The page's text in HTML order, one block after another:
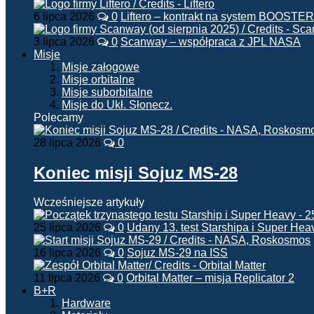
6 lipca 2026 0 Liftero – kontrakt na system BOOSTER
3 lipca 2026 0 Scanway – współpraca z JPL NASA
Misje
Misje załogowe
Misje orbitalne
Misje suborbitalne
Misje do Ukł. Słonecz.
Polecamy
28 lipca 2026 0
Koniec misji Sojuz MS-28
Wcześniejsze artykuły
25 lipca 2026 0 Udany 13. test Starshipa i Super
16 lipca 2026 0 Sojuz MS-29 na ISS
11 lipca 2026 0 Orbital Matter – misja Replicator 2
B+R
Hardware